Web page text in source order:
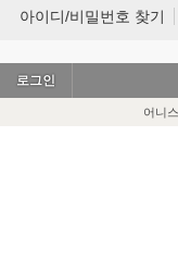
아이디/비밀번호 찾기
로그인
어니